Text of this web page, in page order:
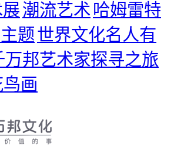
潮流艺术 哈姆雷特
题世界文化名人有
万邦艺术家探寻之旅
画